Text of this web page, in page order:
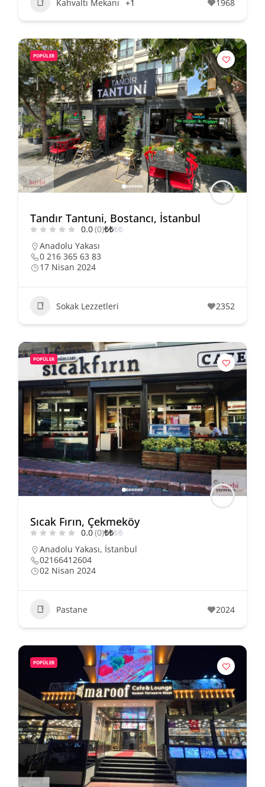
Kahvaltı Mekanı +1 1968
POPÜLER
Tandır Tantuni, Bostancı, İstanbul
0.0(0)₺₺₺₺
Anadolu Yakası
0 216 365 63 83
17 Nisan 2024
Sokak Lezzetleri 2352
POPÜLER
Sıcak Fırın, Çekmeköy
0.0(0)₺₺₺₺
Anadolu Yakası, İstanbul
02166412604
02 Nisan 2024
Pastane 2024
POPÜLER